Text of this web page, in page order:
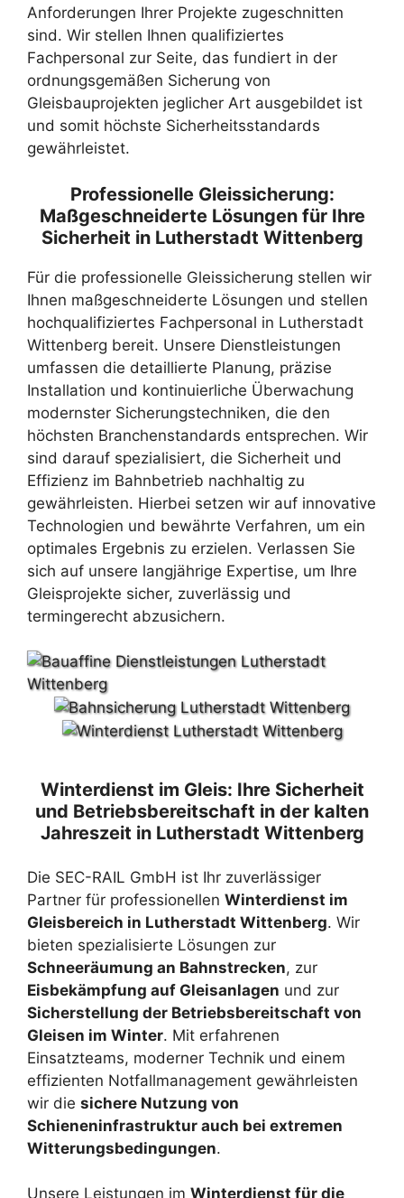
Anforderungen Ihrer Projekte zugeschnitten
sind. Wir stellen Ihnen qualifiziertes
Fachpersonal zur Seite, das fundiert in der
ordnungsgemäßen Sicherung von
Gleisbauprojekten jeglicher Art ausgebildet ist
und somit höchste Sicherheitsstandards
gewährleistet.
Professionelle Gleissicherung:
Maßgeschneiderte Lösungen für Ihre
Sicherheit in Lutherstadt Wittenberg
Für die professionelle Gleissicherung stellen wir
Ihnen maßgeschneiderte Lösungen und stellen
hochqualifiziertes Fachpersonal in Lutherstadt
Wittenberg bereit. Unsere Dienstleistungen
umfassen die detaillierte Planung, präzise
Installation und kontinuierliche Überwachung
modernster Sicherungstechniken, die den
höchsten Branchenstandards entsprechen. Wir
sind darauf spezialisiert, die Sicherheit und
Effizienz im Bahnbetrieb nachhaltig zu
gewährleisten. Hierbei setzen wir auf innovative
Technologien und bewährte Verfahren, um ein
optimales Ergebnis zu erzielen. Verlassen Sie
sich auf unsere langjährige Expertise, um Ihre
Gleisprojekte sicher, zuverlässig und
termingerecht abzusichern.
Winterdienst im Gleis: Ihre Sicherheit
und Betriebsbereitschaft in der kalten
Jahreszeit in Lutherstadt Wittenberg
Die SEC-RAIL GmbH ist Ihr zuverlässiger
Partner für professionellen Winterdienst im
Gleisbereich in Lutherstadt Wittenberg. Wir
bieten spezialisierte Lösungen zur
Schneeräumung an Bahnstrecken, zur
Eisbekämpfung auf Gleisanlagen und zur
Sicherstellung der Betriebsbereitschaft von
Gleisen im Winter. Mit erfahrenen
Einsatzteams, moderner Technik und einem
effizienten Notfallmanagement gewährleisten
wir die sichere Nutzung von
Schieneninfrastruktur auch bei extremen
Witterungsbedingungen.
Unsere Leistungen im Winterdienst für die